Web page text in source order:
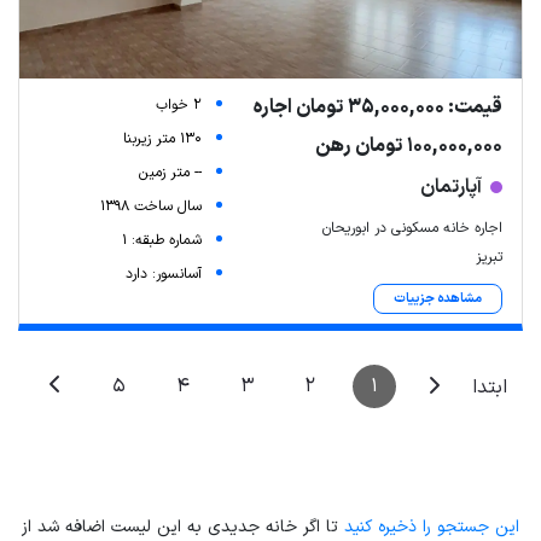
قیمت: 35,000,000 تومان اجاره
100,000,000 تومان رهن
آپارتمان
اجاره خانه مسکونی در ابوریحان
تبریز
مشاهده جزییات
2 خواب
130 متر زیربنا
-- متر زمین
سال ساخت 1398
شماره طبقه: 1
آسانسور: دارد
ابتدا 1
2
3
4
5
این جستجو را ذخیره کنید تا اگر خانه جدیدی به این لیست اضافه شد از